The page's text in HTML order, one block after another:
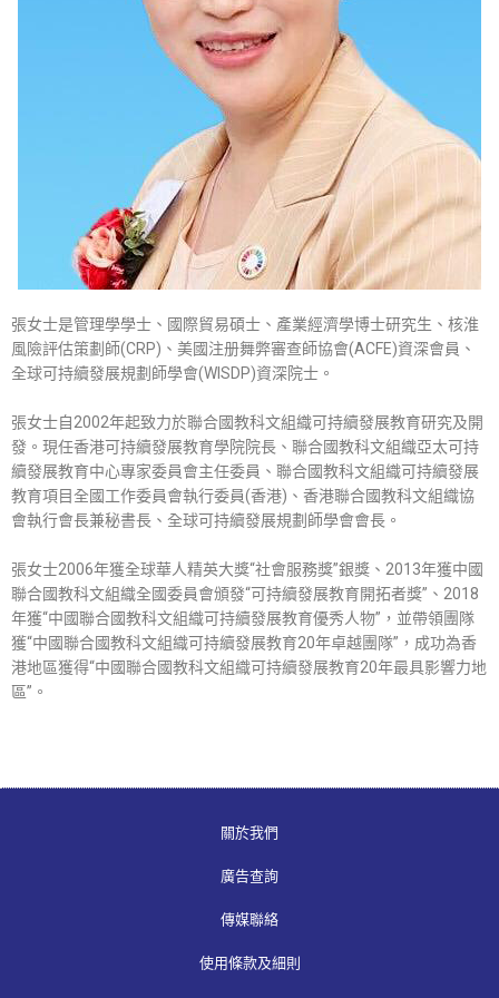
張女士是管理學學士、國際貿易碩士、產業經濟學博士研究生、核淮
風險評估策劃師(CRP)、美國注册舞弊審查師協會(ACFE)資深會員、
全球可持續發展規劃師學會(WISDP)資深院士。
張女士自2002年起致力於聯合國教科文組織可持續發展教育研究及開
發。現任香港可持續發展教育學院院長、聯合國教科文組織亞太可持
續發展教育中心專家委員會主任委員、聯合國教科文組織可持續發展
教育項目全國工作委員會執行委員(香港)、香港聯合國教科文組織協
會執行會長兼秘書長、全球可持續發展規劃師學會會長。
張女士2006年獲全球華人精英大獎“社會服務獎”銀獎、2013年獲中國
聯合國教科文組織全國委員會頒發“可持續發展教育開拓者獎”、2018
年獲“中國聯合國教科文組織可持續發展教育優秀人物”，並帶領團隊
獲“中國聯合國教科文組織可持續發展教育20年卓越團隊”，成功為香
港地區獲得“中國聯合國教科文組織可持續發展教育20年最具影響力地
區”。
關於我們
廣告查詢
傳媒聯絡
使用條款及細則